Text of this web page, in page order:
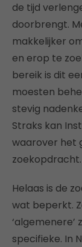
de tijd
doorbrengt.
makkelijker
en erop te
bereik is dit
moesten
stevig
Straks kan
waarover het
zoekopdracht.
Helaas is de
wat beperkt.
specifieke. In